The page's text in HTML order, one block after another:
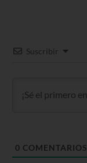
Suscribir
0 COMENTARIOS